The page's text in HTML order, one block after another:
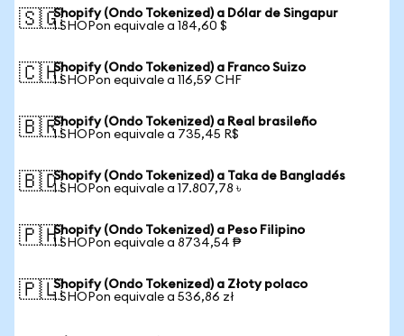
🇸🇬Shopify (Ondo Tokenized) a Dólar de Singapur
1 SHOPon equivale a 184,60 $
🇨🇭Shopify (Ondo Tokenized) a Franco Suizo
1 SHOPon equivale a 116,59 CHF
🇧🇷Shopify (Ondo Tokenized) a Real brasileño
1 SHOPon equivale a 735,45 R$
🇧🇩Shopify (Ondo Tokenized) a Taka de Bangladés
1 SHOPon equivale a 17.807,78 ৳
🇵🇭Shopify (Ondo Tokenized) a Peso Filipino
1 SHOPon equivale a 8734,54 ₱
🇵🇱Shopify (Ondo Tokenized) a Złoty polaco
1 SHOPon equivale a 536,86 zł